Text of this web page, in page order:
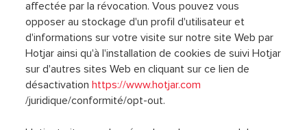
affectée par la révocation. Vous pouvez vous
opposer au stockage d'un profil d'utilisateur et
d'informations sur votre visite sur notre site Web par
Hotjar ainsi qu'à l'installation de cookies de suivi Hotjar
sur d'autres sites Web en cliquant sur ce lien de
désactivationhttps://www.hotjar.com
/juridique/conformité/opt-out.